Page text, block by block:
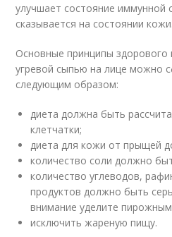
улучшает состояние иммунной
сказывается на состоянии кожи.
Основные принципы здорового
угревой сыпью на лице можно
следующим образом:
диета должна быть
клетчатки;
диета для кожи от прыщей
количество соли должно
количество углеводов,
продуктов должно быть
внимание уделите
исключить жареную пищу.